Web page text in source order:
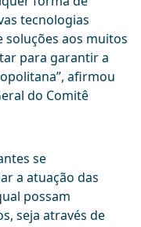
tecnologias
soluções aos muitos
para garantir a
afirmou
do Comitê
se
a atuação das
possam
seja através de